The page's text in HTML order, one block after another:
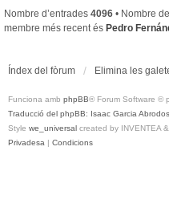
Nombre d’entrades 4096 • Nombre
membre més recent és Pedro
Índex del fòrum Elimina les
Funciona amb phpBB® Forum Software ©
Traducció del phpBB: Isaac Garcia Abrodos
Style we_universal created by INVENTEA
Privadesa | Condicions